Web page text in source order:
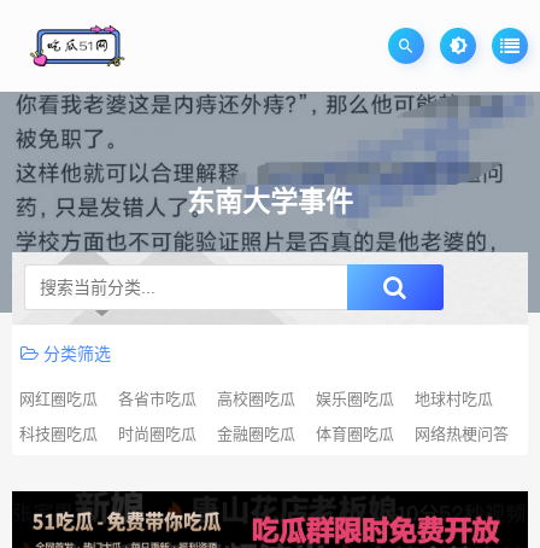
东南大学事件
升级SVIP无限免费下载
分类筛选
网红圈吃瓜 各省市吃瓜 高校圈吃瓜 娱乐圈吃瓜 地球村吃瓜
科技圈吃瓜 时尚圈吃瓜 金融圈吃瓜 体育圈吃瓜 网络热梗问答